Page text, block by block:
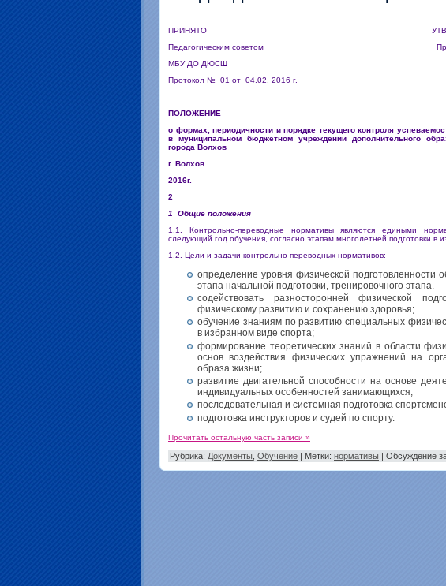
ПРИНЯТО
Педагогическим советом Приказом №
МБУ ДО ДЮСШ
Протокол № 01 от 04.02. 2016 г.
ПОЛОЖЕНИЕ
о формах, периодичности и порядке текущего контроля
в муниципальном бюджетном учреждении дополнительного
города Волхов
г. Волхов
2016г.
2
1 Общие положения
1.1. Контрольно-переводные нормативы являются едиными
следующий год обучения, согласно этапам многолетней подготовки в
1.2. Цели и задачи контрольно-переводных нормативов:
определение уровня физической подготовленности
этапа начальной подготовки, тренировочного этапа.
содействовать разносторонней физической
физическому развитию и сохранению здоровья;
обучение знаниям по развитию специальных
в избранном виде спорта;
формирование теоретических знаний в области
основ воздействия физических упражнений на
образа жизни;
развитие двигательной способности на основе
индивидуальных особенностей занимающихся;
последовательная и системная подготовка
подготовка инструкторов и судей по спорту.
Прочитать остальную часть записи »
Рубрика: Документы Обучение | Метки: нормативы | Обсуждение